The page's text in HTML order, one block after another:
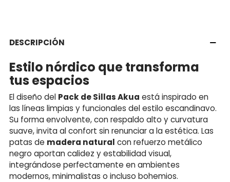
DESCRIPCIÓN
Estilo nórdico que transforma
tus espacios
El diseño del Pack de Sillas Akua está inspirado en
las líneas limpias y funcionales del estilo escandinavo.
Su forma envolvente, con respaldo alto y curvatura
suave, invita al confort sin renunciar a la estética. Las
patas de madera natural con refuerzo metálico
negro aportan calidez y estabilidad visual,
integrándose perfectamente en ambientes
modernos, minimalistas o incluso bohemios.